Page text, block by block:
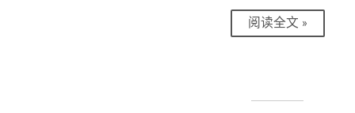
阅读全文 »